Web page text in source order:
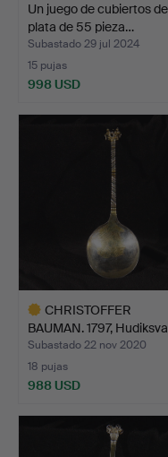
Un juego de cubiertos de
plata de 55 pieza…
Subastado 29 jul 2024
15 pujas
998 USD
CHRISTOFFER
BAUMAN. 1797,
cuch…
Subastado 22 nov 2020
18 pujas
988 USD